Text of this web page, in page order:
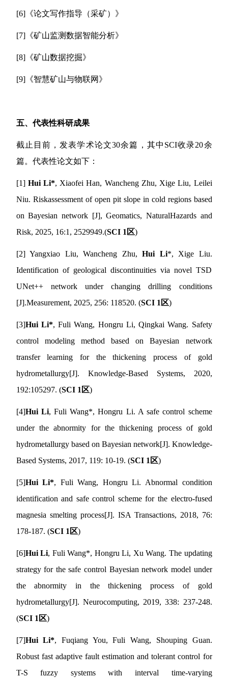
[6] 《论文写作指导（采矿）》
[7] 《矿山监测数据智能分析》
[8] 《矿山数据挖掘》
[9] 《智慧矿山与物联网 》
五、代表性科研成果
截止目前，发表学术论文30余篇，其中 SCI收录20余
篇。代表性论文如下：
[1] Hui Li*, Xiaofei Han, Wancheng Zhu, Xige Liu, Leilei
Niu. Riskassessment of open pit slope in cold regions based
on Bayesian network[J], Geomatics, NaturalHazards and
Risk, 2025, 16:1, 2529949.(SCI 1区)
[2] Yangxiao Liu, Wancheng Zhu, Hui Li*, Xige Liu.
Identification of geological discontinuities via novel TSD
UNet++ network under changing drilling conditions
[J].Measurement, 2025, 256: 118520. (SCI 1区)
[3]Hui Li*, Fuli Wang, Hongru Li, Qingkai Wang. Safety
control modeling method based on Bayesian network
transfer learning for the thickening process of gold
hydrometallurgy[J]. Knowledge-Based Systems, 2020,
192:105297. (SCI 1区)
[4]Hui Li, Fuli Wang*, Hongru Li. A safe control scheme
under the abnormity for the thickening process of gold
hydrometallurgy based on Bayesian network[J]. Knowledge-
Based Systems, 2017, 119: 10-19. (SCI 1区)
[5]Hui Li*, Fuli Wang, Hongru Li. Abnormal condition
identification and safe control scheme for the electro-fused
magnesia smelting process[J]. ISA Transactions, 2018, 76:
178-187. (SCI 1区)
[6]Hui Li, Fuli Wang*, Hongru Li, Xu Wang. The updating
strategy for the safe control Bayesian network model under
the abnormity in the thickening process of gold
hydrometallurgy[J]. Neurocomputing, 2019, 338: 237-248.
(SCI 1区)
[7]Hui Li*, Fuqiang You, Fuli Wang, Shouping Guan.
Robust fast adaptive fault estimation and tolerant control for
T-S fuzzy systems with interval time-varying